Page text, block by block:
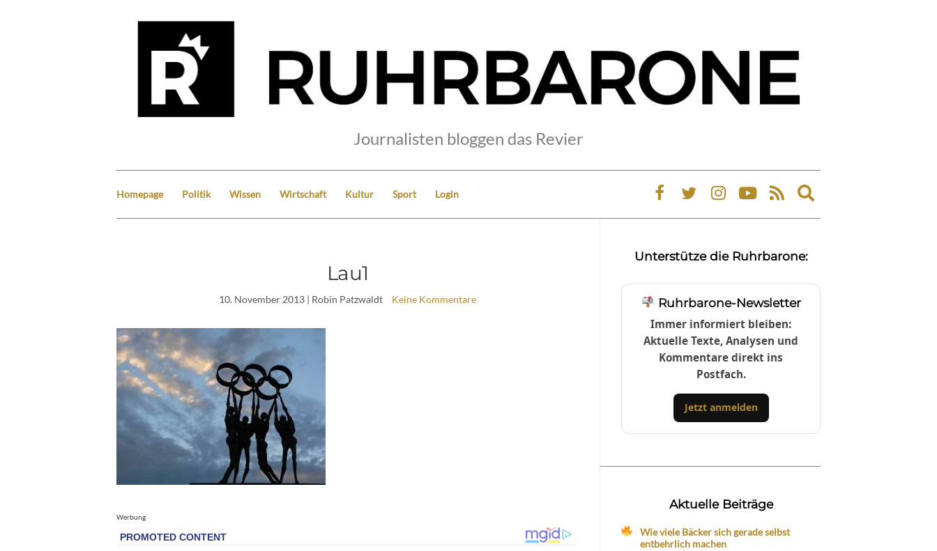
Journalisten bloggen das Revier
Homepage Politik Wissen Wirtschaft Kultur Sport Login
Expand
search
Lau1
10. November 2013 | Robin Patzwaldt Keine Kommentare
Werbung
Unterstütze die Ruhrbarone:
Ruhrbarone-Newsletter
Immer informiert bleiben:
Aktuelle Texte, Analysen und
Kommentare direkt ins
Postfach.
Jetzt anmelden
Aktuelle Beiträge
Wie viele Bäcker sich gerade selbst
entbehrlich machen